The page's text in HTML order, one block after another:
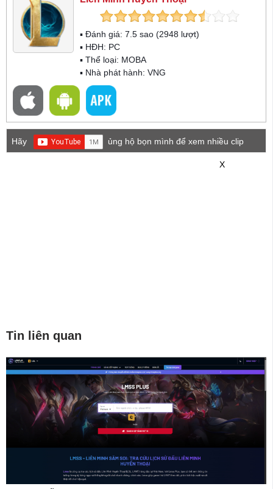
▪ Đánh giá: 7.5 sao (2948 lượt)
▪ HĐH: PC
▪ Thể loại: MOBA
▪ Nhà phát hành: VNG
Hãy
ủng hộ bọn mình để xem nhiều clip
X
Tin liên quan